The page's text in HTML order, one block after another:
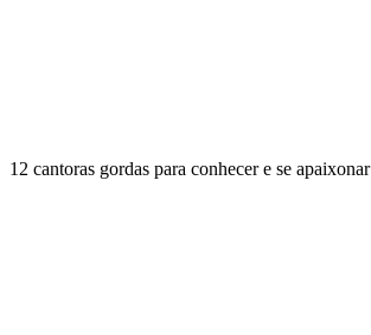
12 cantoras gordas para conhecer e se apaixonar